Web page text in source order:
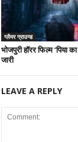
ग्लैमर ग्राउन्ड
भोजपुरी हॉरर फिल्म ‘पिया
जारी
LEAVE A REPLY